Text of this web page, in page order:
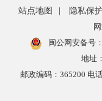
站点地图 隐私保护
闽公网安备号：
地址
邮政编码：365200 电